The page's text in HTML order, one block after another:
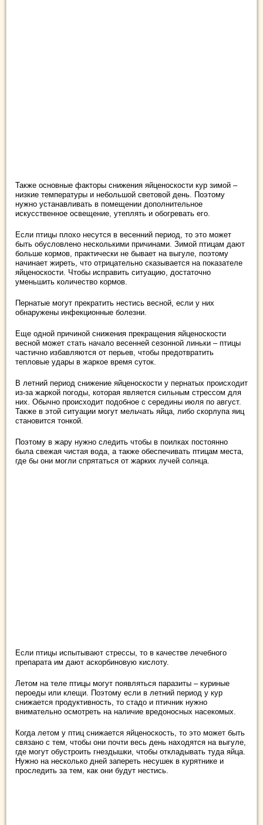
Также основные факторы снижения яйценоскости кур зимой –
низкие температуры и небольшой световой день. Поэтому
нужно устанавливать в помещении дополнительное
искусственное освещение, утеплять и обогревать его.
Если птицы плохо несутся в весенний период, то это может
быть обусловлено несколькими причинами. Зимой птицам дают
больше кормов, практически не бывает на выгуле, поэтому
начинает жиреть, что отрицательно сказывается на показателе
яйценоскости. Чтобы исправить ситуацию, достаточно
уменьшить количество кормов.
Пернатые могут прекратить нестись весной, если у них
обнаружены инфекционные болезни.
Еще одной причиной снижения прекращения яйценоскости
весной может стать начало весенней сезонной линьки – птицы
частично избавляются от перьев, чтобы предотвратить
тепловые удары в жаркое время суток.
В летний период снижение яйценоскости у пернатых происходит
из-за жаркой погоды, которая является сильным стрессом для
них. Обычно происходит подобное с середины июля по август.
Также в этой ситуации могут мельчать яйца, либо скорлупа яиц
становится тонкой.
Поэтому в жару нужно следить чтобы в поилках постоянно
была свежая чистая вода, а также обеспечивать птицам места,
где бы они могли спрятаться от жарких лучей солнца.
Если птицы испытывают стрессы, то в качестве лечебного
препарата им дают аскорбиновую кислоту.
Летом на теле птицы могут появляться паразиты – куриные
пероеды или клещи. Поэтому если в летний период у кур
снижается продуктивность, то стадо и птичник нужно
внимательно осмотреть на наличие вредоносных насекомых.
Когда летом у птиц снижается яйценоскость, то это может быть
связано с тем, чтобы они почти весь день находятся на выгуле,
где могут обустроить гнездышки, чтобы откладывать туда яйца.
Нужно на несколько дней запереть несушек в курятнике и
проследить за тем, как они будут нестись.